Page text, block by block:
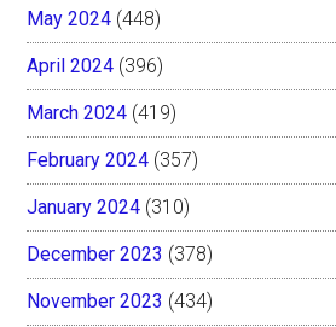
May 2024 (448)
April 2024 (396)
March 2024 (419)
February 2024 (357)
January 2024 (310)
December 2023 (378)
November 2023 (434)